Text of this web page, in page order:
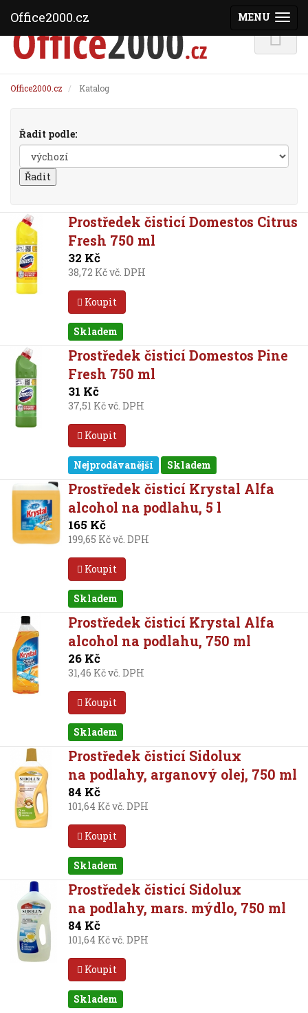
Office2000.cz Katalog
Řadit podle:
Prostředek čisticí Domestos Citrus
Fresh 750 ml
32 Kč
38,72 Kč vč. DPH
Koupit
Skladem
Prostředek čisticí Domestos Pine
Fresh 750 ml
31 Kč
37,51 Kč vč. DPH
Koupit
Nejprodávanější Skladem
Prostředek čisticí Krystal Alfa
alcohol na podlahu, 5 l
165 Kč
199,65 Kč vč. DPH
Koupit
Skladem
Prostředek čisticí Krystal Alfa
alcohol na podlahu, 750 ml
26 Kč
31,46 Kč vč. DPH
Koupit
Skladem
Prostředek čisticí Sidolux
na podlahy, arganový olej, 750 ml
84 Kč
101,64 Kč vč. DPH
Koupit
Skladem
Prostředek čisticí Sidolux
na podlahy, mars. mýdlo, 750 ml
84 Kč
101,64 Kč vč. DPH
Koupit
Skladem
MENU
Office2000.cz